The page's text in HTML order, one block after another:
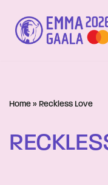
Siirry
suoraan
Home » Reckless Love